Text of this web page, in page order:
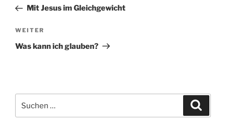
Beitrag
Mit Jesus im Gleichgewicht
Nächster
Beitrag
WEITER
Was kann ich glauben?
nach: